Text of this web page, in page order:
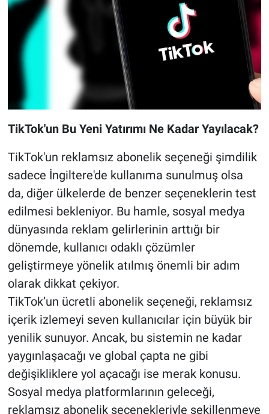
TikTok'un Bu Yeni Yatırımı Ne Kadar Yayılacak?
TikTok'un reklamsız abonelik seçeneği şimdilik
sadece İngiltere'de kullanıma sunulmuş olsa
da, diğer ülkelerde de benzer seçeneklerin test
edilmesi bekleniyor. Bu hamle, sosyal medya
dünyasında reklam gelirlerinin arttığı bir
dönemde, kullanıcı odaklı çözümler
geliştirmeye yönelik atılmış önemli bir adım
olarak dikkat çekiyor.
TikTok’un ücretli abonelik seçeneği, reklamsız
içerik izlemeyi seven kullanıcılar için büyük bir
yenilik sunuyor. Ancak, bu sistemin ne kadar
yaygınlaşacağı ve global çapta ne gibi
değişikliklere yol açacağı ise merak konusu.
Sosyal medya platformlarının geleceği,
reklamsız abonelik seçenekleriyle şekillenmeye